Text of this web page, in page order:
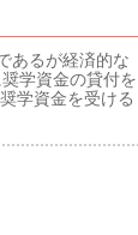
あるが経済的な
学資金の貸付を
学資金を受ける